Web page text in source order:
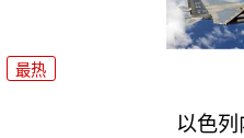
最热
以色